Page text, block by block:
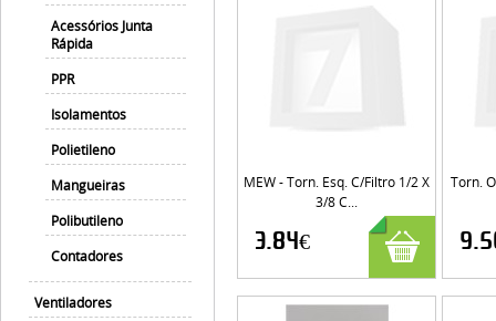
Acessórios Junta
Rápida
PPR
Isolamentos
Polietileno
Mangueiras
Polibutileno
Contadores
Ventiladores
MEW - Torn. Esq. C/filtro 1/2 X
3/8 C...
3.84€
Torn.